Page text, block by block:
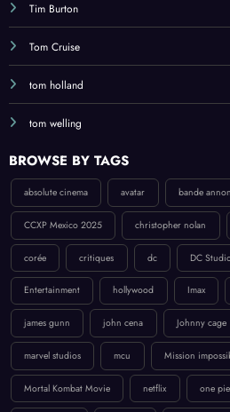
Tim Burton
Tom Cruise
tom holland
tom welling
BROWSE BY TAGS
absolute cinema avatar bande
CCXP Mexico 2025 christopher nolan
corée critiques dc DC
Entertainment hollywood Imax
james gunn john cena Johnny cage
marvel studios mcu Mission
Mortal Kombat Movie netflix one